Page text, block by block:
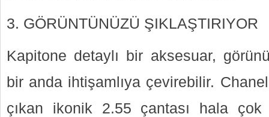
3. GÖRÜNTÜNÜZÜ ŞIKLAŞTIRIYOR
Kapitone detaylı bir aksesuar,
bir anda ihtişamlıya çevirebilir.
çıkan ikonik 2.55 çantası hala